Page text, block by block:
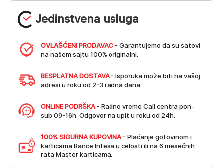
Jedinstvena usluga
OVLAŠĆENI PRODAVAC - Garantujemo da su satovi
na našem sajtu 100% originalni.
BESPLATNA DOSTAVA - Isporuka može biti na vašoj
adresi u roku od 2-3 radna dana.
ONLINE PODRŠKA - Radno vreme Call centra pon-
sub 09-16h. Odgovor na upit u roku od 24h.
100% SIGURNA KUPOVINA - Plaćanje gotovinom i
karticama Bance Intesa u celosti ili na 6 mesečnih
rata Master karticama.